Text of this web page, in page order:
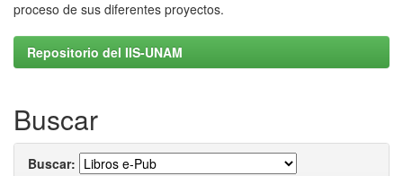
proceso de sus diferentes proyectos.
Repositorio del IIS-UNAM
Buscar
Buscar: